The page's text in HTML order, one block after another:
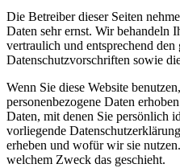
Die Betreiber dieser Seiten
Daten sehr ernst. Wir behandeln
vertraulich und entsprechend den
Datenschutzvorschriften sowie
Wenn Sie diese Website
personenbezogene Daten
Daten, mit denen Sie persönlich
vorliegende
erheben und wofür wir sie
welchem Zweck das geschieht.